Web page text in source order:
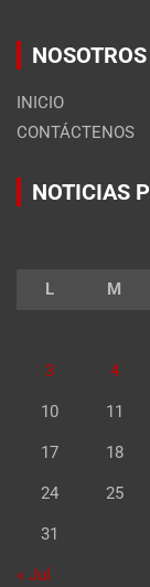
NOSOTROS
INICIO
CONTÁCTENOS
NOTICIAS
L M
3 4
10 11
17 18
24 25
31
« Jul